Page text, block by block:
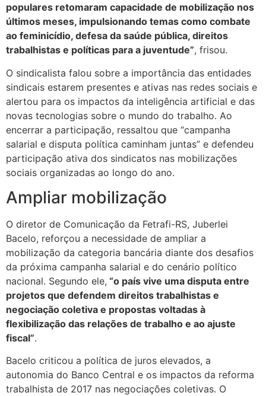
populares retomaram capacidade de mobilização nos
últimos meses, impulsionando temas como combate
ao feminicídio, defesa da saúde pública, direitos
trabalhistas e políticas para a juventude”, frisou.
O sindicalista falou sobre a importância das entidades
sindicais estarem presentes e ativas nas redes sociais e
alertou para os impactos da inteligência artificial e das
novas tecnologias sobre o mundo do trabalho. Ao
encerrar a participação, ressaltou que “campanha
salarial e disputa política caminham juntas” e defendeu
participação ativa dos sindicatos nas mobilizações
sociais organizadas ao longo do ano.
Ampliar mobilização
O diretor de Comunicação da Fetrafi-RS, Juberlei
Bacelo, reforçou a necessidade de ampliar a
mobilização da categoria bancária diante dos desafios
da próxima campanha salarial e do cenário político
nacional. Segundo ele, “o país vive uma disputa entre
projetos que defendem direitos trabalhistas e
negociação coletiva e propostas voltadas à
flexibilização das relações de trabalho e ao ajuste
fiscal”.
Bacelo criticou a política de juros elevados, a
autonomia do Banco Central e os impactos da reforma
trabalhista de 2017 nas negociações coletivas. O